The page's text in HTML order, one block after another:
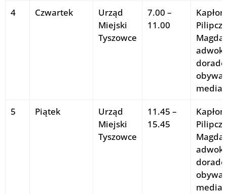
4
Czwartek
Urząd
Miejski
Tyszowce
7.00 –
11.00
5
Piątek
Urząd
Miejski
Tyszowce
11.45 –
15.45